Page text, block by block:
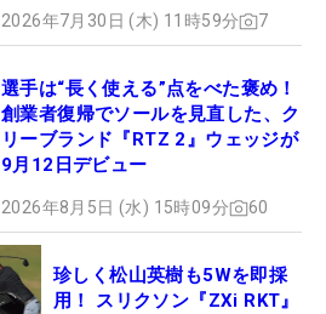
2026年7月30日 (木) 11時59分 7
選手は“長く使える”点をべた褒め！
創業者復帰でソールを見直した、ク
リーブランド『RTZ 2』ウェッジが
9月12日デビュー
2026年8月5日 (水) 15時09分 60
珍しく松山英樹も5Wを即採
用！ スリクソン『ZXi RKT』